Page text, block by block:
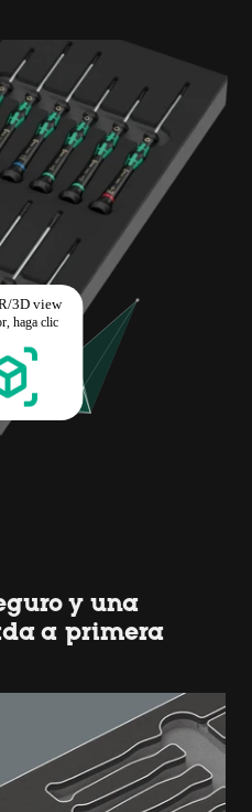
y una
a primera